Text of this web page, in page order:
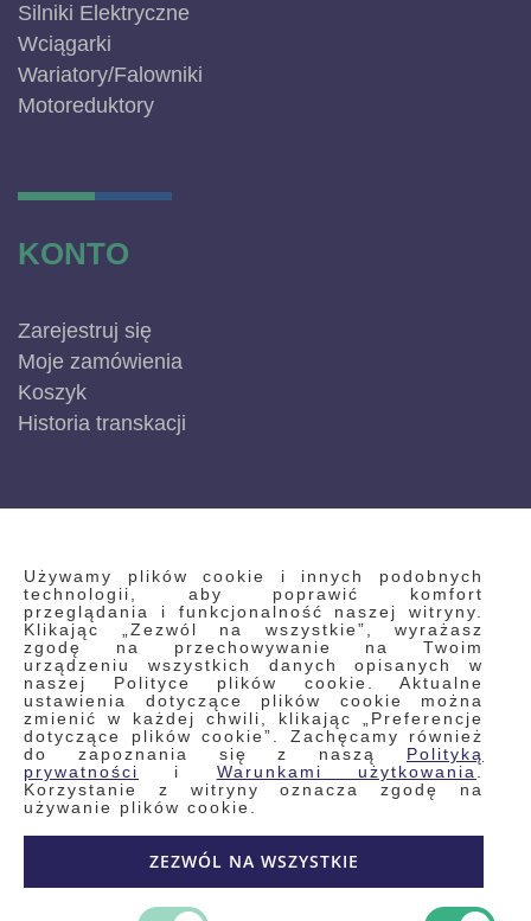
Używamy plików cookie i innych podobnych
technologii, aby poprawić komfort
przeglądania i funkcjonalność naszej witryny.
Klikając „Zezwól na wszystkie”, wyrażasz
zgodę na przechowywanie na Twoim
urządzeniu wszystkich danych opisanych w
naszej Polityce plików cookie. Aktualne
ustawienia dotyczące plików cookie można
zmienić w każdej chwili, klikając „Preferencje
dotyczące plików cookie”. Zachęcamy również
do zapoznania się z naszą Polityką
prywatności
i Warunkami użytkowania
Korzystanie z witryny oznacza zgodę na
używanie plików cookie.
ZEZWÓL NA WSZYSTKIE
Silniki Elektryczne
Wciągarki
Wariatory/Falowniki
Motoreduktory
KONTO
Zarejestruj się
Moje zamówienia
Koszyk
Historia transkacji
INFORMACJE
Regulamin
Polityka prywatności i pliki cookie
Wyszukiwane frazy
Wyszukiwanie zaawansowane
Zamówienia
Skontaktuj się z nami
Odstąp od umowy
Kontakt